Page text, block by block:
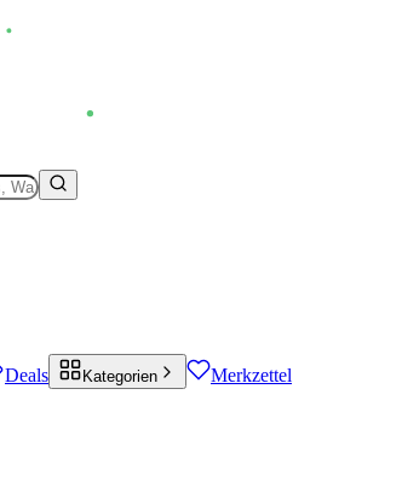
Deals Kategorien Merkzettel